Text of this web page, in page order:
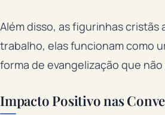
Além disso, as figurinhas
trabalho, elas funcionam como
forma de evangelização que
Impacto Positivo nas